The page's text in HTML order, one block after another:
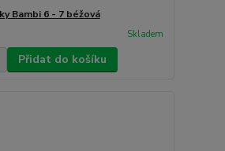
Bambi 6 - 7 béžová
Skladem
Přidat do košíku